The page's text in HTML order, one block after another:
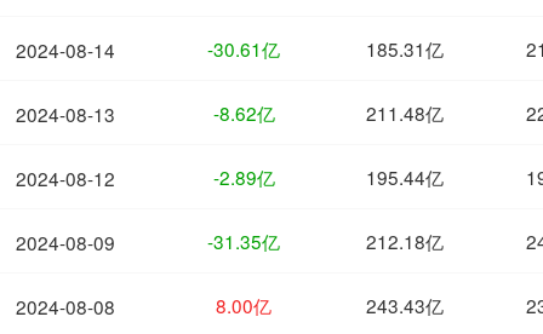
2024-08-14
2024-08-13
2024-08-12
2024-08-09
2024-08-08
-30.61亿 185.31亿
-8.62亿 211.48亿
-2.89亿 195.44亿
-31.35亿 212.18亿
8.00亿 243.43亿